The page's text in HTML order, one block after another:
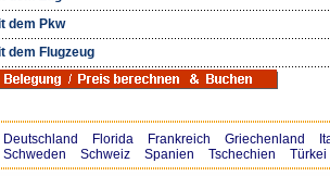
dem Pkw
dem Flugzeug
Deutschland Florida Frankreich Griechenland
Schweden
Schweiz Spanien Tschechien Türkei